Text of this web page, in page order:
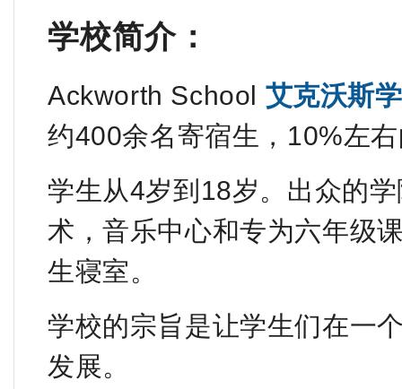
学校简介：
Ackworth School 艾克沃斯
约400余名寄宿生，10%左
学生从4岁到18岁。出众的
术，音乐中心和专为六年级
生寝室。
学校的宗旨是让学生们在一
发展。